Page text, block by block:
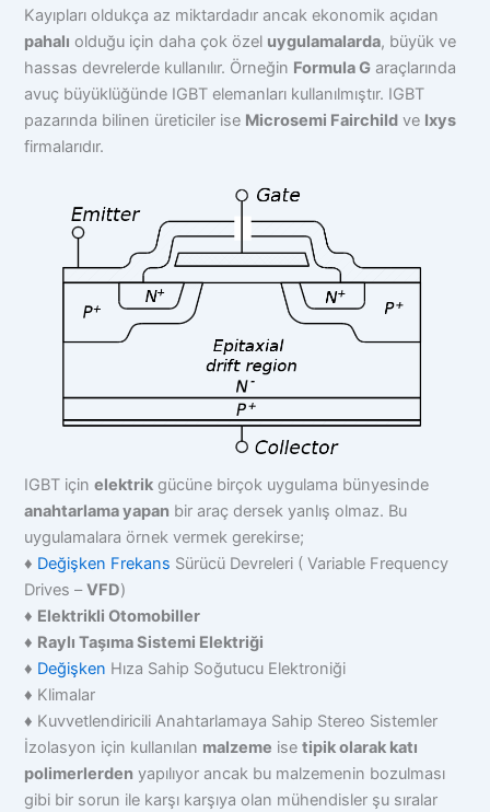
Kayıpları oldukça az miktardadır ancak ekonomik açıdan
pahalı olduğu için daha çok özel uygulamalarda, büyük ve
hassas devrelerde kullanılır. Örneğin Formula G araçlarında
avuç büyüklüğünde IGBT elemanları kullanılmıştır. IGBT
pazarında bilinen üreticiler ise Microsemi Fairchild ve Ixys
firmalarıdır.
IGBT içinelektrik gücüne birçok uygulama bünyesinde
anahtarlama yapan bir araç dersek yanlış olmaz. Bu
uygulamalara örnek vermek gerekirse;
♦ Değişken Frekans Sürücü Devreleri ( Variable Frequency
Drives –VFD)
♦ Elektrikli Otomobiller
♦ Raylı Taşıma Sistemi Elektriği
♦ Değişken Hıza Sahip Soğutucu Elektroniği
♦ Klimalar
♦ Kuvvetlendiricili Anahtarlamaya Sahip Stereo Sistemler
İzolasyon için kullanılan malzeme isetipik olarak katı
polimerlerden yapılıyor ancak bu malzemenin bozulması
gibi bir sorun ile karşı karşıya olan mühendisler şu sıralar